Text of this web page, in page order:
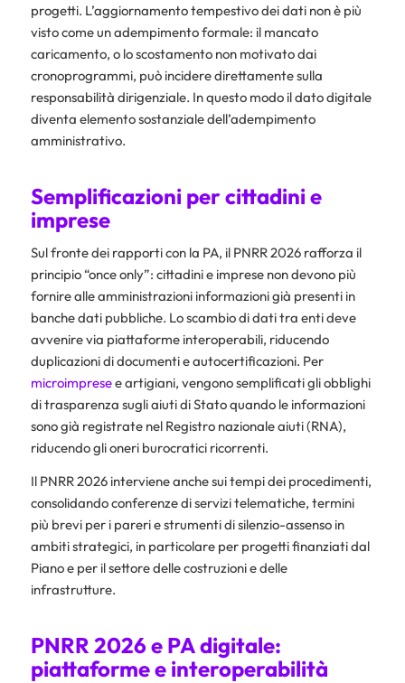
progetti. L’aggiornamento tempestivo dei dati non è più
visto come un adempimento formale: il mancato
caricamento, o lo scostamento non motivato dai
cronoprogrammi, può incidere direttamente sulla
responsabilità dirigenziale. In questo modo il dato digitale
diventa elemento sostanziale dell’adempimento
amministrativo.
Semplificazioni per cittadini e
imprese
Sul fronte dei rapporti con la PA, il PNRR 2026 rafforza il
principio “once only”: cittadini e imprese non devono più
fornire alle amministrazioni informazioni già presenti in
banche dati pubbliche. Lo scambio di dati tra enti deve
avvenire via piattaforme interoperabili, riducendo
duplicazioni di documenti e autocertificazioni. Per
microimpresee artigiani, vengono semplificati gli obblighi
di trasparenza sugli aiuti di Stato quando le informazioni
sono già registrate nel Registro nazionale aiuti (RNA),
riducendo gli oneri burocratici ricorrenti.
Il PNRR 2026 interviene anche sui tempi dei procedimenti,
consolidando conferenze di servizi telematiche, termini
più brevi per i pareri e strumenti di silenzio-assenso in
ambiti strategici, in particolare per progetti finanziati dal
Piano e per il settore delle costruzioni e delle
infrastrutture.
PNRR 2026 e PA digitale:
piattaforme e interoperabilità